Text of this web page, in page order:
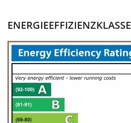
ENERGIEEFFIZIENZKLASSE